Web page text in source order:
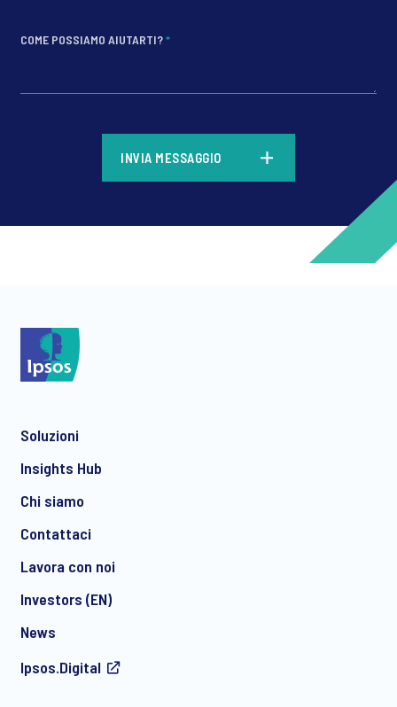
COME POSSIAMO AIUTARTI?*
marketing via e-mail su prodotti e servizi, inclusi inviti a
INVIA MESSAGGIO
Soluzioni
Insights Hub
Chi siamo
Contattaci
Lavora con noi
Investors (EN)
News
Ipsos.Digital